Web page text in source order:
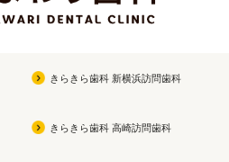
きらきら歯科 新横浜訪問歯科
きらきら歯科 高崎訪問歯科